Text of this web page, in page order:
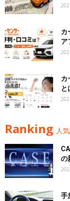
カ
ア
カ
と
Ranking 人
の
手